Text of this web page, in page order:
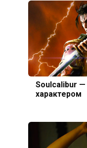
Soulcalibur
характером